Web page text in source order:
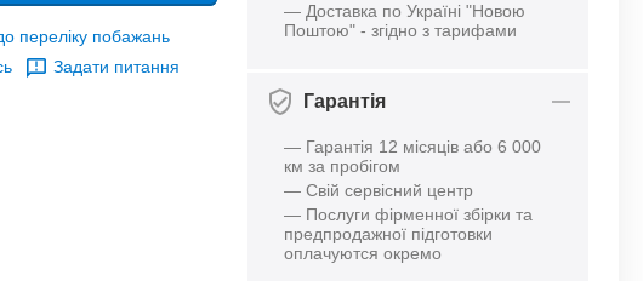
переліку побажань
Задати питання
— Доставка по Україні "Новою
Поштою" - згідно з тарифами
Гарантія
— Гарантія 12 місяців або 6 000
км за пробігом
— Свій сервісний центр
— Послуги фірменної збірки та
предпродажної підготовки
оплачуются окремо